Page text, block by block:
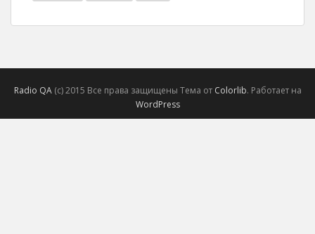
Radio QA(с) 2015 Все права защищены Тема от Colorlib. Работает на
WordPress